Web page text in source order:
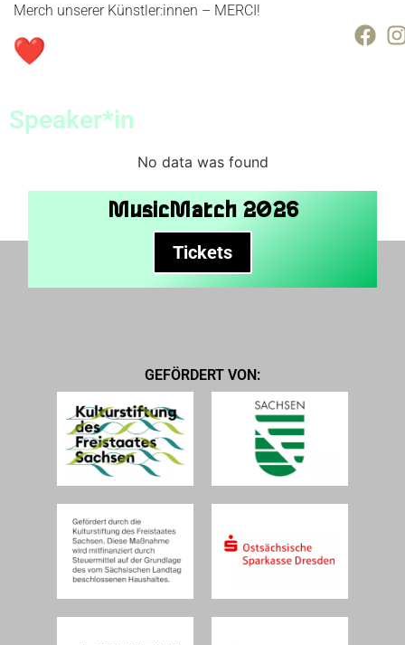
Merch unserer Künstler:innen – MERCI!
Speaker*in
No data was found
MusicMatch 2026
Tickets
GEFÖRDERT VON: